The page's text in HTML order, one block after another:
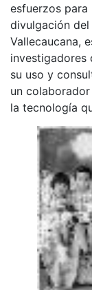
esfuerzos para
divulgación
Vallecaucana,
investigadores
su uso y
un
la tecnología